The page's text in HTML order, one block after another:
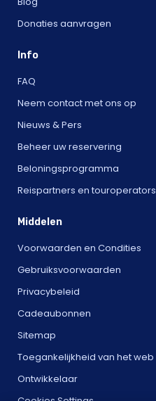
Donaties aanvragen
Info
FAQ
Neem contact met ons op
Nieuws & Pers
Beheer uw reservering
Beloningsprogramma
Reispartners en touroperators
Middelen
Voorwaarden en Condities
Gebruiksvoorwaarden
Privacybeleid
Cadeaubonnen
Sitemap
Toegankelijkheid van het web
Ontwikkelaar